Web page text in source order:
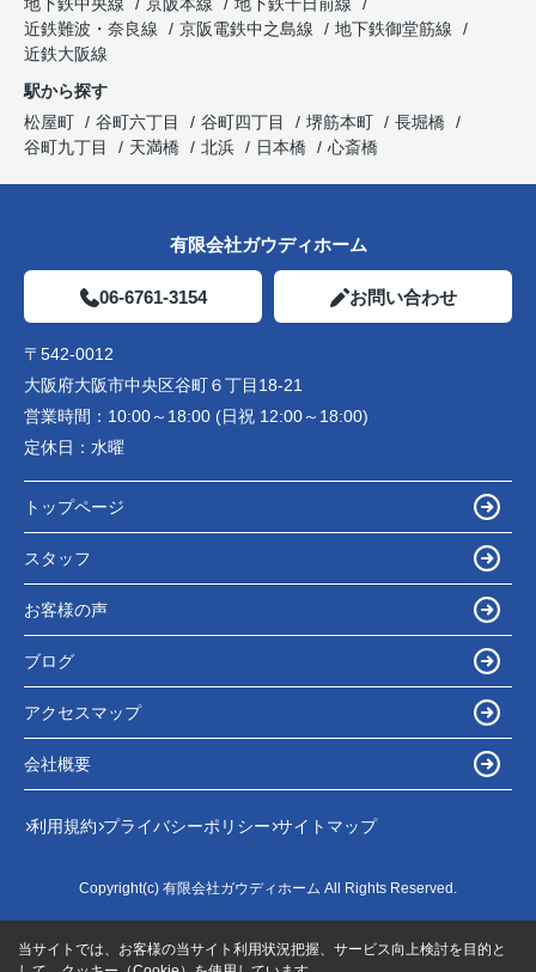
近鉄難波・奈良線
京阪電鉄中之島線
地下鉄御堂筋線
近鉄大阪線
駅から探す
松屋町
谷町六丁目 谷町四丁目 堺筋本町
長堀橋
谷町九丁目
天満橋 北浜 日本橋 心斎橋
有限会社ガウディホーム
06-6761-3154 お問い合わせ
〒542-0012
大阪府大阪市中央区谷町６丁目18-21
営業時間： 10:00～18:00 (日祝 12:00～18:00)
定休日： 水曜
トップページ
スタッフ
お客様の声
ブログ
アクセスマップ
会社概要
利用規約 プライバシーポリシー サイトマップ
Copyright(c) 有限会社ガウディホーム All Rights Reserved.
当サイトでは、お客様の当サイト利用状況把握、サービス向上検討を目的と